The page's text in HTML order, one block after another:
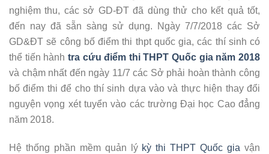
nghiệm thu, các sở GD-ĐT đã dùng thử cho kết quả tốt,
đến nay đã sẵn sàng sử dụng. Ngày 7/7/2018 các Sở
GD&ĐT sẽ công bố điểm thi thpt quốc gia, các thí sinh có
thể tiến hành tra cứu điểm thi THPT Quốc gia năm 2018
và chậm nhất đến ngày 11/7 các Sở phải hoàn thành công
bố điểm thi để cho thí sinh dựa vào và thực hiện thay đổi
nguyện vọng xét tuyển vào các trường Đại học Cao đẳng
năm 2018.
Hệ thống phần mềm quản lý kỳ thi THPT Quốc gia vận